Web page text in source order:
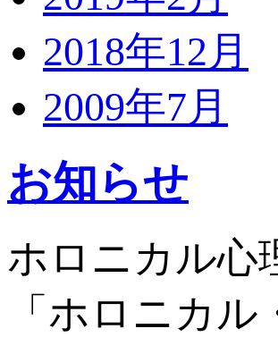
2018年12月
2009年7月
お知らせ
ホロニカル心
「ホロニカ